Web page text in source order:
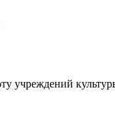
учреждений